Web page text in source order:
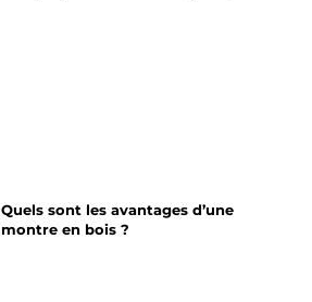
Quels sont les avantages d’une
montre en bois ?